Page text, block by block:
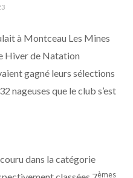
à Montceau Les Mines
Hiver de Natation
gagné leurs sélections
nageuses que le club s’est
dans la catégorie
èmes